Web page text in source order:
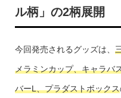
ル柄」の2柄展開
今回発売されるグッズは、
メラミンカップ、キャラバ
バーL、プラダストボックス